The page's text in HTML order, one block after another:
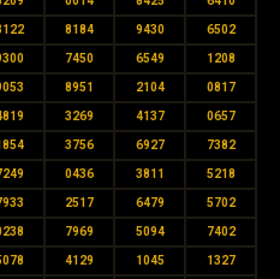
8184 9430 6502
7450 6549 1208
8951 2104 0817
3269 4137 0657
3756 6927 7382
0436 3811 5218
2517 6479 5702
7969 5094 7402
4129 1045 1327